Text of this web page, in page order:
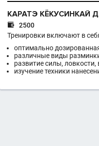
КАРАТЭ КЁКУСИНКАЙ

2500
Тренировки включают в
оптимально
различные виды
развитие силы,
изучение техники